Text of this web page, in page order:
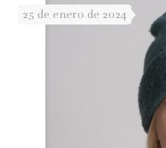
25 de enero de 2024